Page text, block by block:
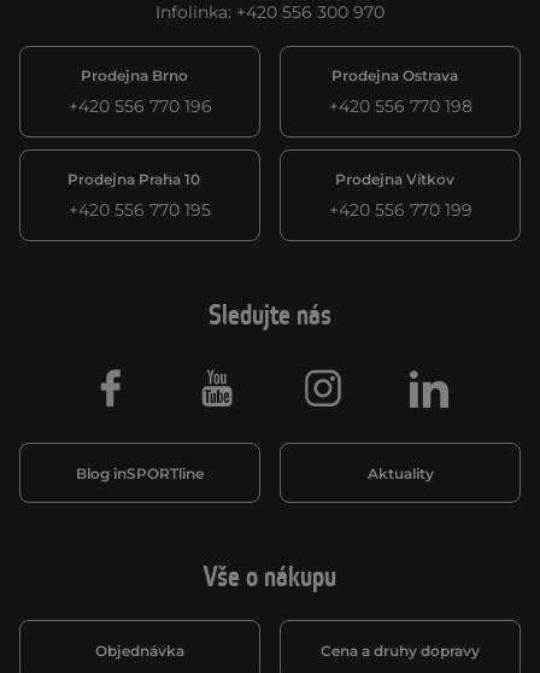
Infolinka: +420 556 300 970
Prodejna Brno
+420 556 770 196
Prodejna Ostrava
+420 556 770 198
Prodejna Praha 10
+420 556 770 195
Prodejna Vítkov
+420 556 770 199
Vše o nákupu
Objednávka Cena a druhy dopravy
Sledujte nás
Blog inSPORTline Aktuality
Facebook Youtube Instagram LinkedIn